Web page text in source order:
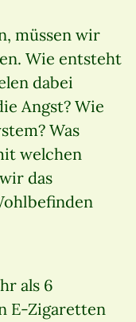
müssen wir
Wie entsteht
dabei
Angst? Wie
Was
welchen
das
als 6
E-Zigaretten